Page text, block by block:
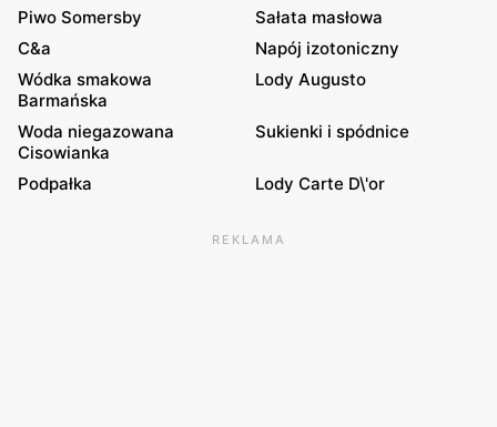
Piwo Somersby
Sałata masłowa
C&a
Napój izotoniczny
Wódka smakowa
Barmańska
Lody Augusto
Woda niegazowana
Cisowianka
Sukienki i spódnice
Podpałka Lody Carte D\'or
REKLAMA